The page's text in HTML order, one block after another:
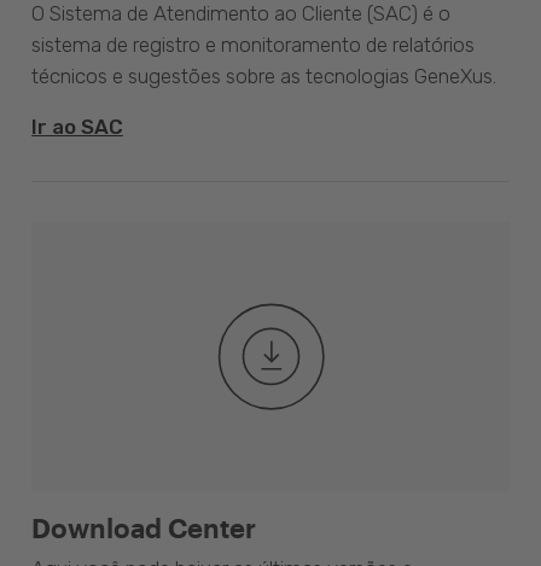
O Sistema de Atendimento ao Cliente (SAC) é o
sistema de registro e monitoramento de relatórios
técnicos e sugestões sobre as tecnologias GeneXus.
Ir ao SAC
Download Center